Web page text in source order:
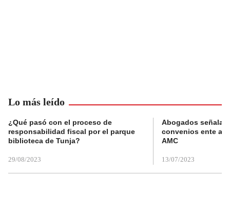
Lo más leído
¿Qué pasó con el proceso de
responsabilidad fiscal por el parque
biblioteca de Tunja?
29/08/2023
Abogados
convenios ente
AMC
13/07/2023